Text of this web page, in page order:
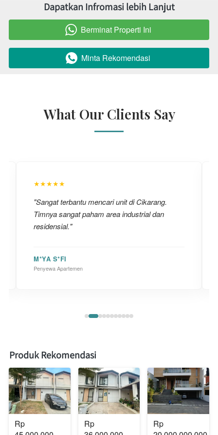
Dapatkan Infromasi lebih Lanjut
` Berminat Properti Ini
` Minta Rekomendasi
What Our Clients Say
★★★★★
"Sangat terbantu mencari unit di Cikarang.
Timnya sangat paham area industrial dan
residensial."
M*YA S*FI
Penyewa Apartemen
Produk Rekomendasi
Rp
Rp
Rp